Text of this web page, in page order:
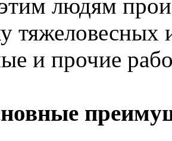
людям
тяжеловесных
и прочие